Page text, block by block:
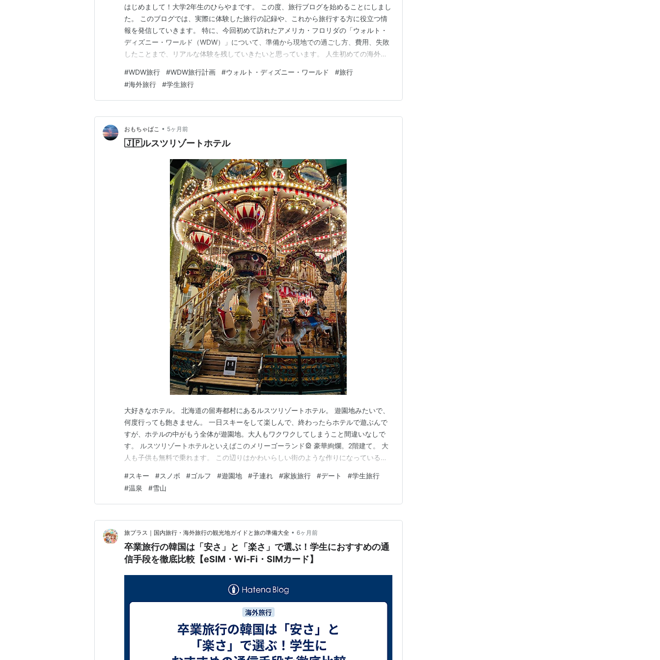
はじめまして！大学2年生のひらやまです。 この度、旅行ブログを始めることにしまし
た。 このブログでは、実際に体験した旅行の記録や、これから旅行する方に役立つ情
報を発信していきます。 特に、今回初めて訪れたアメリカ・フロリダの「ウォルト・
ディズニー・ワールド（WDW）」について、準備から現地での過ごし方、費用、失敗
したことまで、リアルな体験を残していきたいと思っています。 人生初めての海外旅
「何を準備すればいい？」など、不安なこともたくさんありました。 また、女子大学
生2人での海外旅行ということもあり、ワクワクと同時に不…
#WDW旅行 #WDW旅行計画 #ウォルト・ディズニー・ワールド #旅行
#海外旅行 #学生旅行
おもちゃばこ • 5ヶ月前
🇯🇵ルスツリゾートホテル
大好きなホテル。 北海道の留寿都村にあるルスツリゾートホテル。 遊園地みたいで、
何度行っても飽きません。 一日スキーをして楽しんで、終わったらホテルで遊ぶんで
すが、ホテルの中がもう全体が遊園地。大人もワクワクしてしまうこと間違いなしで
す。 ルスツリゾートホテルといえばこのメリーゴーランド🎡 豪華絢爛。2階建て。 大
人も子供も無料で乗れます。 この辺りはかわいらしい街のような作りになっていると
ちゃんと1回がお店、2階はレストランとしてつくられています。 すべてがメルヘンで
かわいらしい。 サーカスが来た！って感じです…
#スキー #スノボ #ゴルフ #遊園地 #子連れ #家族旅行 #デート #学生旅行
#温泉 #雪山
旅プラス｜国内旅行・海外旅行の観光地ガイドと旅の準備大全 • 6ヶ月前
卒業旅行の韓国は「安さ」と「楽さ」で選ぶ！学生におすすめの通
信手段を徹底比較【eSIM・Wi-Fi・SIMカード】